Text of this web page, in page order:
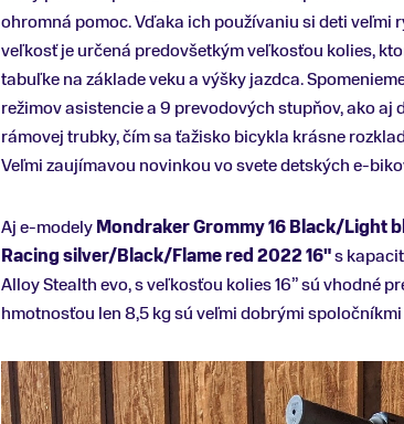
ohromná pomoc. Vďaka ich používaniu si deti
veľkosť je určená predovšetkým veľkosťou kolies,
tabuľke na základe veku a výšky jazdca.
režimov asistencie a 9 prevodových stupňov, ako
rámovej trubky, čím sa ťažisko bicykla krásne
Veľmi zaujímavou novinkou vo svete detských e-
Aj e-modelyMondraker Grommy 16 Black/Light
Racing silver/Black/Flame red 2022 16"s
Alloy Stealth evo, s veľkosťou kolies 16” sú vhodné
hmotnosťou len 8,5 kg sú veľmi dobrými